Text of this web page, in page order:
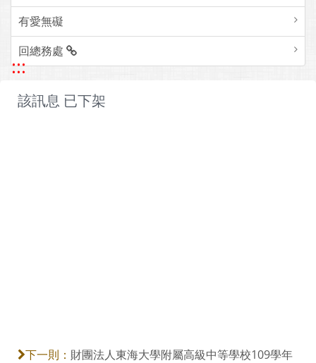
有愛無礙
回總務處
:::
該訊息 已下架
下一則： 財團法人東海大學附屬高級中等學校109學年